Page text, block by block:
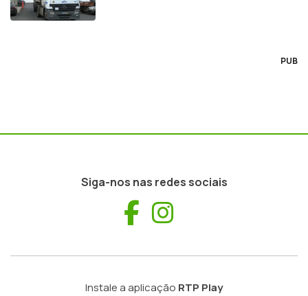
PUB
Siga-nos nas redes sociais
Facebook
Instale a aplicação RTP Play